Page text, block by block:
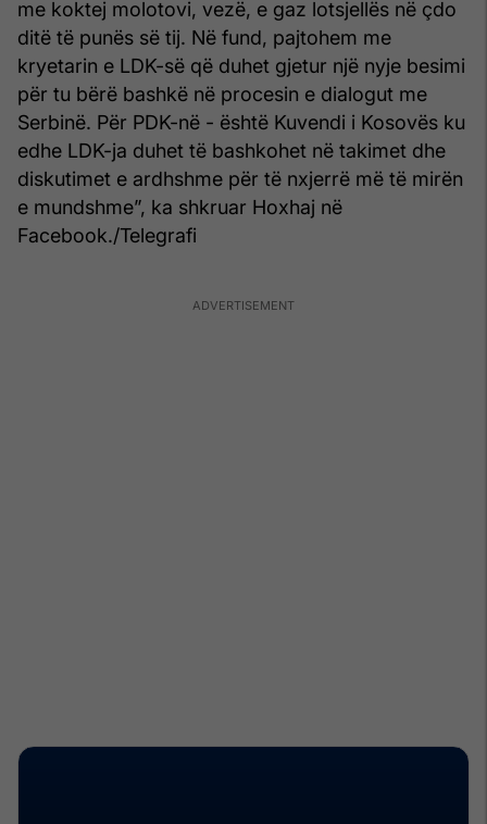
me koktej molotovi, vezë, e gaz lotsjellës në çdo
ditë të punës së tij. Në fund, pajtohem me
kryetarin e LDK-së që duhet gjetur një nyje besimi
për tu bërë bashkë në procesin e dialogut me
Serbinë. Për PDK-në - është Kuvendi i Kosovës ku
edhe LDK-ja duhet të bashkohet në takimet dhe
diskutimet e ardhshme për të nxjerrë më të mirën
e mundshme”, ka shkruar Hoxhaj në
Facebook./Telegrafi